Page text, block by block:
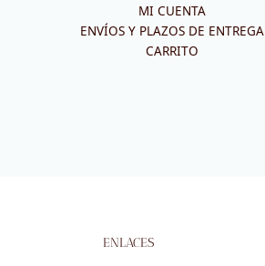
MI CUENTA
ENVÍOS Y PLAZOS DE ENTREGA
CARRITO
ENLACES